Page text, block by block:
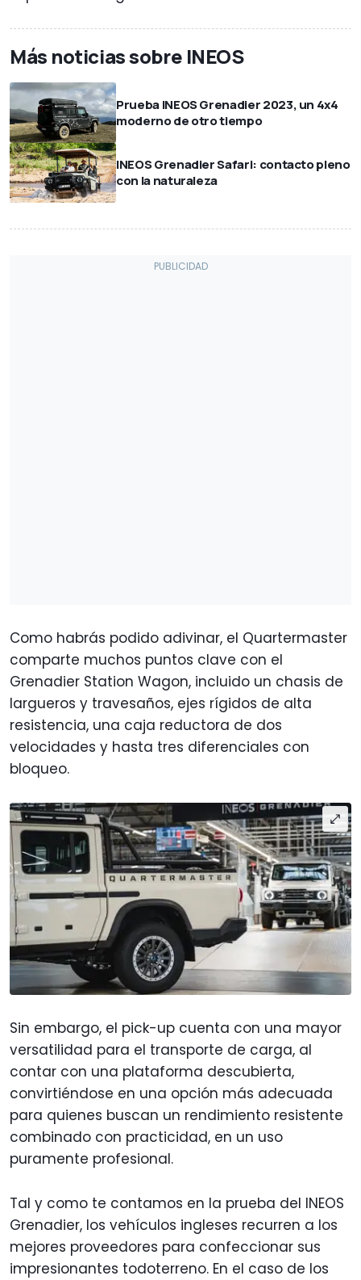
Más noticias sobre INEOS
Prueba INEOS Grenadier 2023, un 4x4
moderno de otro tiempo
INEOS Grenadier Safari: contacto pleno
con la naturaleza
Como habrás podido adivinar, el Quartermaster
comparte muchos puntos clave con el
Grenadier Station Wagon, incluido un chasis de
largueros y travesaños, ejes rígidos de alta
resistencia, una caja reductora de dos
velocidades y hasta tres diferenciales con
bloqueo.
Sin embargo, el pick-up cuenta con una mayor
versatilidad para el transporte de carga, al
contar con una plataforma descubierta,
convirtiéndose en una opción más adecuada
para quienes buscan un rendimiento resistente
combinado con practicidad, en un uso
puramente profesional.
Tal y como te contamos en la prueba del INEOS
Grenadier, los vehículos ingleses recurren a los
mejores proveedores para confeccionar sus
impresionantes todoterreno. En el caso de los